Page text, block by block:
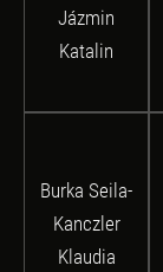
Jázmin
Katalin
Burka Seila-
Kanczler
Klaudia